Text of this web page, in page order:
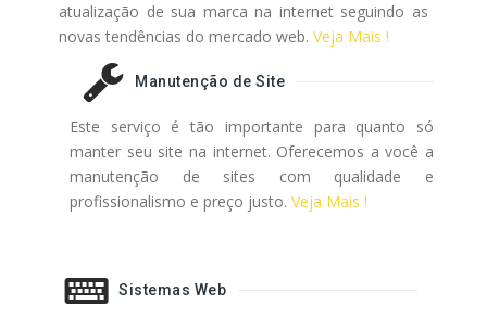
atualização de sua marca na internet seguindo as
novas tendências do mercado web. Veja Mais !
Manutenção de Site
Este serviço é tão importante para quanto só
manter seu site na internet. Oferecemos a você a
manutenção de sites com qualidade e
profissionalismo e preço justo. Veja Mais !
Sistemas Web